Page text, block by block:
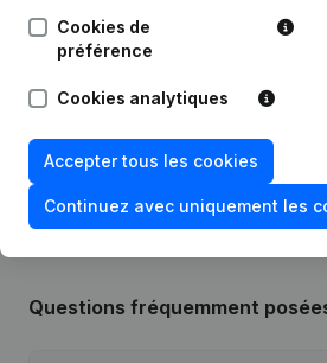
Publication
Personne
Succursale,
Questions fréquemment
Cookies de
préférence
Cookies analytiques
Accepter tous les cookies
Continuez avec uniquement les